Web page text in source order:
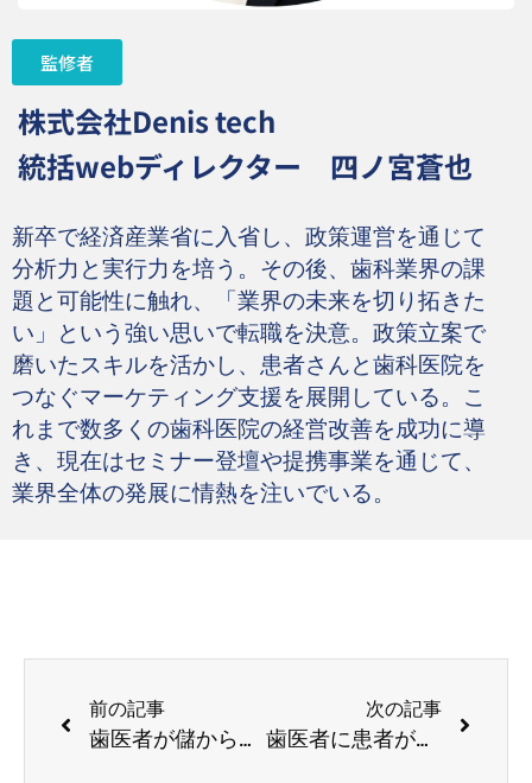
監修者
株式会社Denis tech
統括webディレクター 四ノ宮蒼也
新卒で経済産業省に入省し、政策運営を通じて
分析力と実行力を培う。その後、歯科業界の課
題と可能性に触れ、「業界の未来を切り拓きた
い」という強い思いで転職を決意。政策立案で
磨いたスキルを活かし、患者さんと歯科医院を
つなぐマーケティング支援を展開している。こ
れまで数多くの歯科医院の経営改善を成功に導
き、現在はセミナー登壇や提携事業を通じて、
業界全体の発展に情熱を注いでいる。
前の記事
歯医者が儲からない理由とは？経営の失敗要因や儲かるための方法を解説
次の記事
歯医者に患者が来なくなる理由は？来院してもらうための対策を解説